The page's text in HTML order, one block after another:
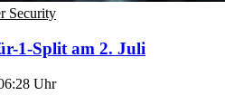
Security
1-Split am 2. Juli
Uhr